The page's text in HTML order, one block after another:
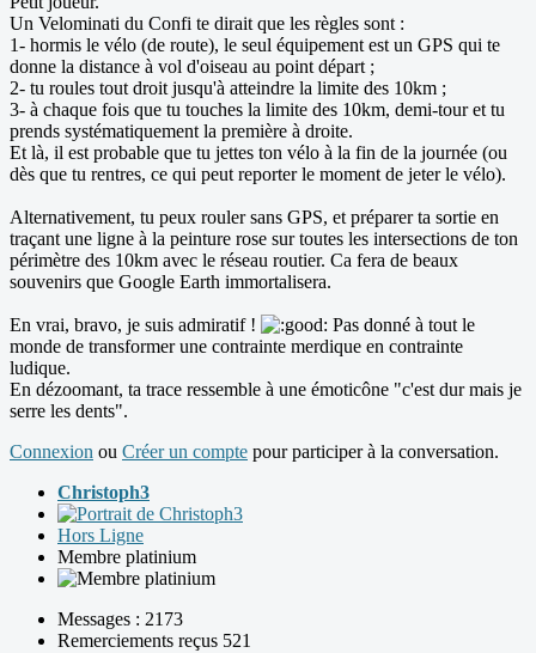
Un Velominati du Confi te dirait que les règles sont :
1- hormis le vélo (de route), le seul équipement est un GPS qui te
donne la distance à vol d'oiseau au point départ ;
2- tu roules tout droit jusqu'à atteindre la limite des 10km ;
3- à chaque fois que tu touches la limite des 10km, demi-tour et tu
prends systématiquement la première à droite.
Et là, il est probable que tu jettes ton vélo à la fin de la journée (ou
dès que tu rentres, ce qui peut reporter le moment de jeter le vélo).
Alternativement, tu peux rouler sans GPS, et préparer ta sortie en
traçant une ligne à la peinture rose sur toutes les intersections de ton
périmètre des 10km avec le réseau routier. Ca fera de beaux
souvenirs que Google Earth immortalisera.
En vrai, bravo, je suis admiratif !
Pas donné à tout le
monde de transformer une contrainte merdique en contrainte
ludique.
En dézoomant, ta trace ressemble à une émoticône "c'est dur mais je
serre les dents".
Connexion ou Créer un compte pour participer à la conversation.
Christoph3
Hors Ligne
Membre platinium
Messages : 2173
Remerciements reçus 521